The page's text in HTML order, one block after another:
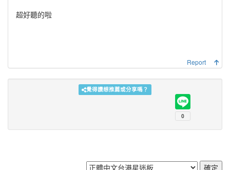
超好聽的啦
Report
覺得讚想推薦或分享嗎？